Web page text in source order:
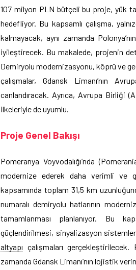
107 milyon PLN bütçeli bu proje, yük
hedefliyor. Bu kapsamlı çalışma,
kalmayacak, aynı zamanda
iyileştirecek. Bu makalede, projenin
Demiryolu modernizasyonu, köprü ve
çalışmalar, Gdansk Limanı’nın
canlandıracak. Ayrıca, Avrupa Birliği
ilkeleriyle de uyumlu.
Proje Genel Bakışı
Pomeranya Voyvodalığı’nda
modernize ederek daha verimli ve
kapsamında toplam 31,5 km
numaralı demiryolu hatlarının
tamamlanması planlanıyor. Bu
güçlendirilmesi, sinyalizasyon
altyapı çalışmaları gerçekleştirilecek.
zamanda Gdansk Limanı’nın lojistik